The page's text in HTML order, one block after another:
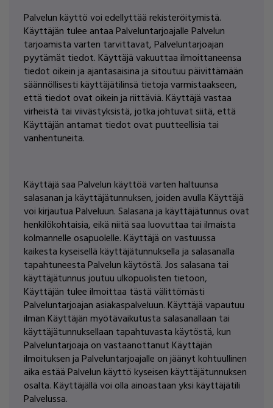
Palvelun käyttö voi edellyttää rekisteröitymistä.
Käyttäjän tulee antaa Palveluntarjoajalle Palvelun
tarjoamista varten tarvittavat, Palveluntarjoajan
pyytämät tiedot. Käyttäjä vakuuttaa ilmoittaneensa
tiedot oikein ja ajantasaisina ja sitoutuu päivittämään
säännöllisesti käyttäjätilinsä tietoja varmistaakseen,
että tiedot ovat oikein ja riittäviä. Käyttäjä vastaa
virheistä tai viivästyksistä, jotka johtuvat siitä, että
Käyttäjän antamat tiedot ovat puutteellisia tai
vanhentuneita.
Käyttäjä saa Palvelun käyttöä varten haltuunsa
salasanan ja käyttäjätunnuksen, joiden avulla Käyttäjä
voi kirjautua Palveluun. Salasana ja käyttäjätunnus ovat
henkilökohtaisia, eikä niitä saa luovuttaa tai ilmaista
kolmannelle osapuolelle. Käyttäjä on vastuussa
kaikesta kyseisellä käyttäjätunnuksella ja salasanalla
tapahtuneesta Palvelun käytöstä. Jos salasana tai
käyttäjätunnus joutuu ulkopuolisten tietoon,
Käyttäjän tulee ilmoittaa tästä välittömästi
Palveluntarjoajan asiakaspalveluun. Käyttäjä vapautuu
ilman Käyttäjän myötävaikutusta salasanallaan tai
käyttäjätunnuksellaan tapahtuvasta käytöstä, kun
Palveluntarjoaja on vastaanottanut Käyttäjän
ilmoituksen ja Palveluntarjoajalle on jäänyt kohtuullinen
aika estää Palvelun käyttö kyseisen käyttäjätunnuksen
osalta. Käyttäjällä voi olla ainoastaan yksi käyttäjätili
Palvelussa.